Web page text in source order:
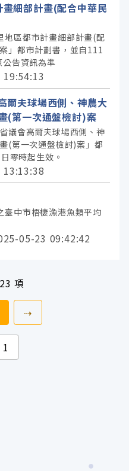
細部計畫(配合中華民
地區都市計畫細部計畫(配
」都市計劃書，並自111
告資訊為準
爾夫球場西側、神農大
(第一次通盤檢討)案
議會高爾夫球場西側、神
(第一次通盤檢討)案」都
零時起生效。
臺中市梧棲漁港魚類平均
05-23 09:42:42
23 項
⇢下一頁